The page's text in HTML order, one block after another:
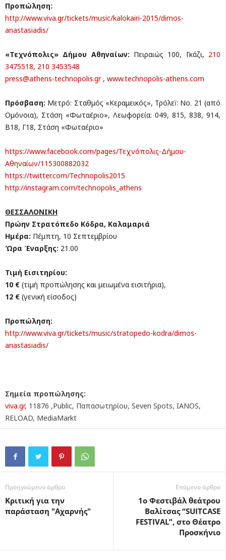
Προπώληση:
http://www.viva.gr/tickets/music/kalokairi-2015/dimos-
anastasiadis/
«Τεχνόπολις» Δήμου Αθηναίων: Πειραιώς 100, Γκάζι, 210
3475518, 210 3453548
press@athens-technopolis.gr, www.technopolis-athens.com
Πρόσβαση: Μετρό: Σταθμός «Κεραμεικός», Τρόλεï: No. 21 (από
Ομόνοια), Στάση «Φωταέριο», Λεωφορεία: 049, 815, 838, 914,
Β18, Γ18, Στάση «Φωταέριο»
https://www.facebook.com/pages/Τεχνόπολις-Δήμου-
Αθηναίων/115300882032
https://twitter.com/Technopolis2015
http://instagram.com/technopolis_athens
ΘΕΣΣΑΛΟΝΙΚΗ
Πρώην Στρατόπεδο Κόδρα, Καλαμαριά
Ημέρα: Πέμπτη, 10 Σεπτεμβρίου
Ώρα Έναρξης: 21.00
Τιμή Εισιτηρίου:
10 € (τιμή προπώλησης και μειωμένα εισιτήρια),
12 € (γενική είσοδος)
Προπώληση:
http://www.viva.gr/tickets/music/stratopedo-kodra/dimos-
anastasiadis/
Σημεία προπώλησης:
viva.gr, 11876 ,Public, Παπασωτηρίου, Seven Spots, IANOS,
RELOAD, MediaMarkt
Προηγούμενο άρθρο
Κριτική για την
παράσταση "Αχαρνής"
Επόμενο άρθρο
1ο Φεστιβάλ θεάτρου
Βαλίτσας “SUITCASE
FESTIVAL”, στο Θέατρο
Προσκήνιο